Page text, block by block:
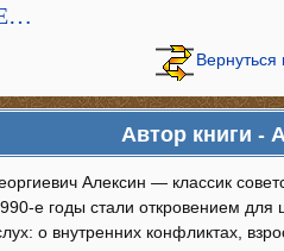
Вернуться
Автор книги -
Алексин — классик
е годы стали откровением
о внутренних конфликтах,